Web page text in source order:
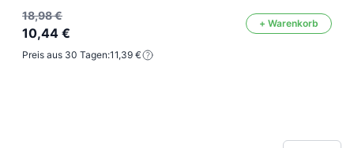
18,98 €
10,44 €
+ Warenkorb
Preis aus 30 Tagen:11,39 €